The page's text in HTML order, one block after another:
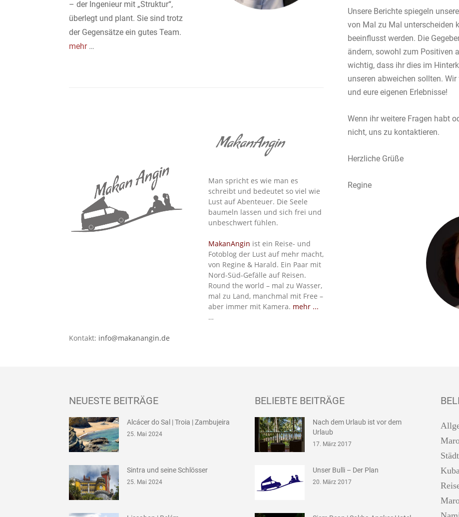
– der Ingenieur mit „Struktur“,
überlegt und plant. Sie sind trotz
der Gegensätze ein gutes Team.
mehr …
MakanAngin
Man spricht es wie man es
schreibt und bedeutet so viel wie
Lust auf Abenteuer. Die Seele
baumeln lassen und sich frei und
unbeschwert fühlen.
MakanAngin ist ein Reise- und
Fotoblog der Lust auf mehr macht,
von Regine & Harald. Ein Paar mit
Nord-Süd-Gefälle auf Reisen.
Round the world – mal zu Wasser,
mal zu Land, manchmal mit Free –
aber immer mit Kamera. mehr ...
…
Kontakt: info@makanangin.de
Unsere Berichte spiegeln
von Mal zu Mal unterscheiden
beeinflusst werden. Die
ändern, sowohl zum Positiven
wichtig, dass ihr dies im
unseren abweichen sollten.
und eure eigenen Erlebnisse!
Wenn ihr weitere Fragen habt
nicht, uns zu kontaktieren.
Herzliche Grüße
Regine
NEUESTE BEITRÄGE
Alcácer do Sal | Troia | Zambujeira
25. Mai 2024
Sintra und seine Schlösser
25. Mai 2024
BELIEBTE BEITRÄGE
Nach dem Urlaub ist vor dem
Urlaub
17. März 2017
Unser Bulli – Der Plan
20. März 2017